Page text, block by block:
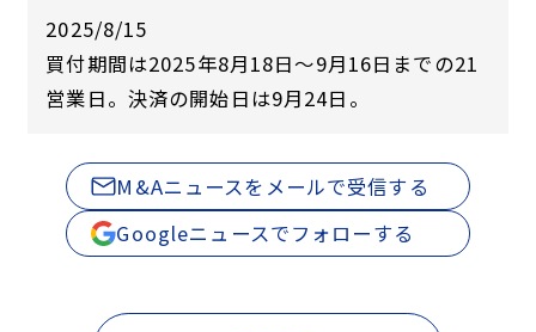
2025/8/15
買付期間は2025年8月18日～9月16日までの21
営業日。決済の開始日は9月24日。
M&Aニュースをメールで受信する
Googleニュースでフォローする